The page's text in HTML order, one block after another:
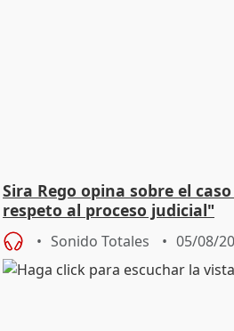
Sira Rego opina sobre el
respeto al proceso judicial"
Sonido Totales 05/08/